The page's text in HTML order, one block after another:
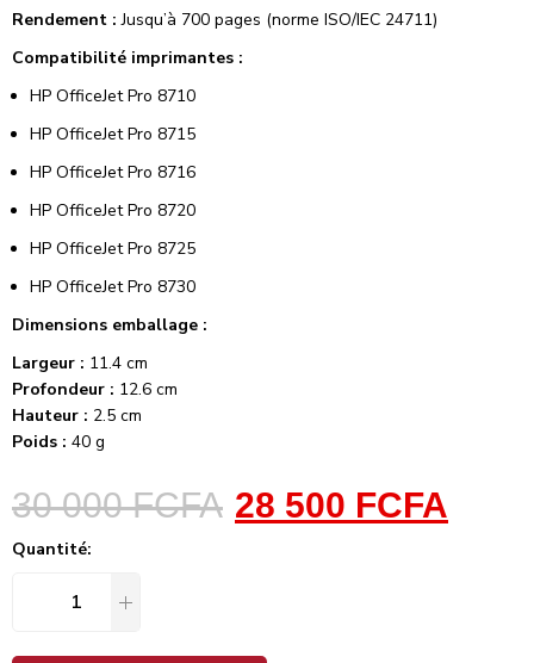
Rendement : Jusqu’à 700 pages (norme ISO/IEC 24711)
Compatibilité imprimantes :
HP OfficeJet Pro 8710
HP OfficeJet Pro 8715
HP OfficeJet Pro 8716
HP OfficeJet Pro 8720
HP OfficeJet Pro 8725
HP OfficeJet Pro 8730
Dimensions emballage :
Largeur : 11.4 cm
Profondeur : 12.6 cm
Hauteur : 2.5 cm
Poids : 40 g
30 000FCFA 28 500 FCFA
Quantité: